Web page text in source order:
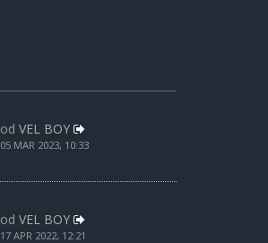
od VEL BOY
05 MAR 2023, 10:33
od VEL BOY
17 APR 2022, 12:21